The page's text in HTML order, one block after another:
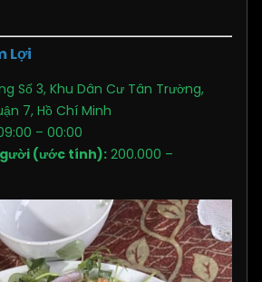
Lợi
Số 3, Khu Dân Cư Tân Trường,
7, Hồ Chí Minh
– 00:00
(ước tính): 200.000 –